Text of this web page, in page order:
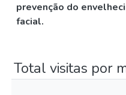
prevenção do
facial.
Total visitas por